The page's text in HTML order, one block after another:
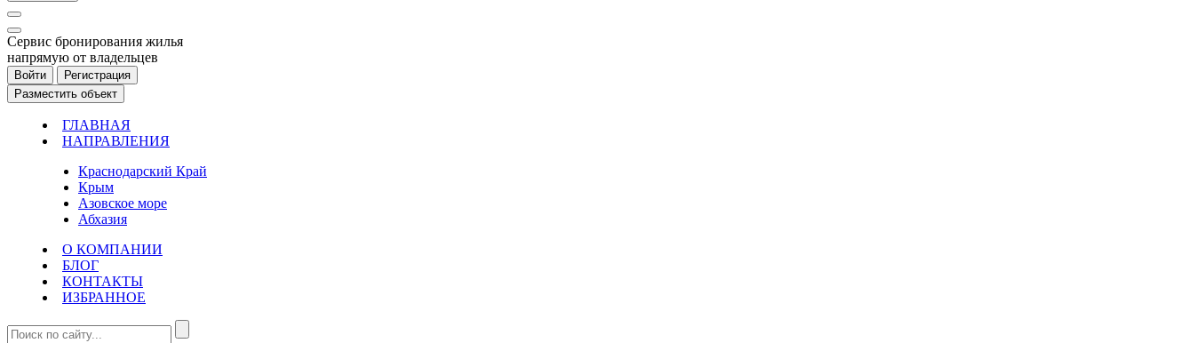
Cервис бронирования жилья
напрямую от владельцев
Войти
Регистрация
Разместить объект
ГЛАВНАЯ
НАПРАВЛЕНИЯ
Краснодарский Край
Крым
Азовское море
Абхазия
О КОМПАНИИ
БЛОГ
КОНТАКТЫ
ИЗБРАННОЕ